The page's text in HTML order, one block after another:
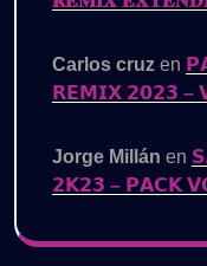
Carlos cruz en
𝗥𝗘𝗠𝗜𝗫 𝟮𝟬𝟮𝟯 –
Jorge Millán en
𝟮𝗞𝟮𝟯 – 𝗣𝗔𝗖𝗞